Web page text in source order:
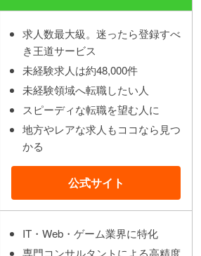
求人数最大級。迷ったら登録すべ
き王道サービス
未経験求人は約48,000件
未経験領域へ転職したい人
スピーディな転職を望む人に
地方やレアな求人もココなら見つ
かる
公式サイト
IT・Web・ゲーム業界に特化
専門コンサルタントによる高精度